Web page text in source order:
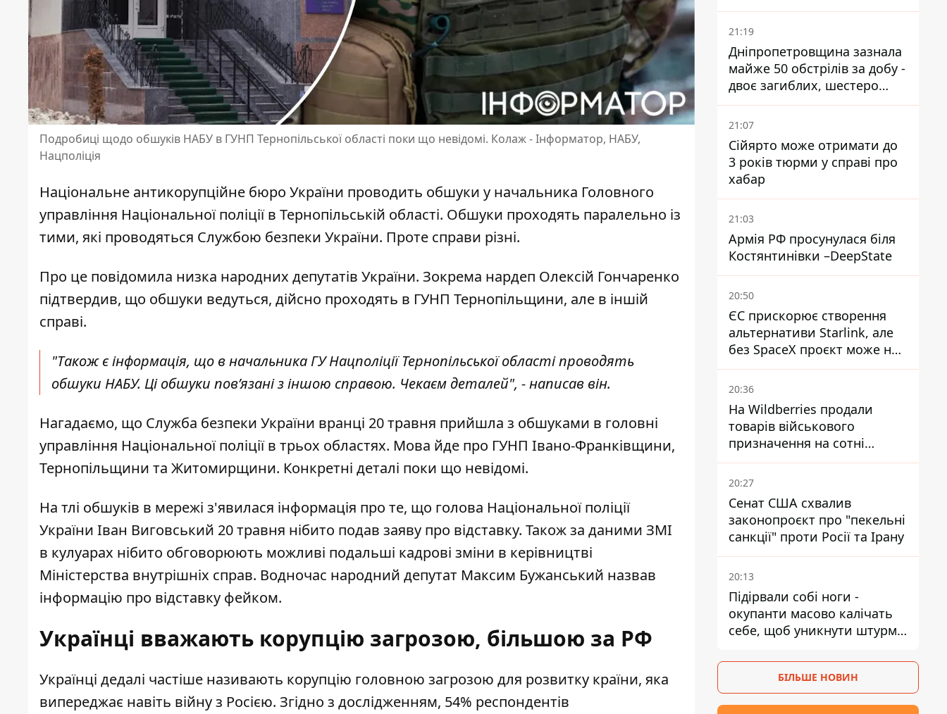
Подробиці щодо обшуків НАБУ в ГУНП Тернопільської області поки що невідомі. Колаж - Інформатор, НАБУ,
Нацполіція
Національне антикорупційне бюро України проводить обшуки у начальника Головного
управління Національної поліції в Тернопільській області. Обшуки проходять паралельно із
тими, які проводяться Службою безпеки України. Проте справи різні.
Про це повідомила низка народних депутатів України. Зокрема нардеп Олексій Гончаренко
підтвердив, що обшуки ведуться, дійсно проходять в ГУНП Тернопільщини, але в іншій
справі.
"Також є інформація, що в начальника ГУ Нацполіції Тернопільської області проводять
обшуки НАБУ. Ці обшуки повʼязані з іншою справою. Чекаєм деталей", - написав він.
Нагадаємо, що Служба безпеки України вранці 20 травня прийшла з обшуками в головні
управління Національної поліції в трьох областях. Мова йде про ГУНП Івано-Франківщини,
Тернопільщини та Житомирщини. Конкретні деталі поки що невідомі.
На тлі обшуків в мережі з'явилася інформація про те, що голова Національної поліції
України Іван Виговський 20 травня нібито подав заяву про відставку. Також за даними ЗМІ
в кулуарах нібито обговорюють можливі подальші кадрові зміни в керівництві
Міністерства внутрішніх справ. Водночас народний депутат Максим Бужанський назвав
інформацію про відставку фейком.
Українці вважають корупцію загрозою, більшою за РФ
Українці дедалі частіше називають корупцію головною загрозою для розвитку країни, яка
випереджає навіть війну з Росією. Згідно з дослідженням, 54% респондентів
21:19
Дніпропетровщина зазнала
майже 50 обстрілів за добу -
двоє загиблих, шестеро
постраждалих
21:07
Сійярто може отримати до
3 років тюрми у справі про
хабар
21:03
Армія РФ просунулася біля
Костянтинівки –DeepState
20:50
ЄС прискорює створення
альтернативи Starlink, але
без SpaceX проєкт може не
обійтися
20:36
На Wildberries продали
товарів військового
призначення на сотні
мільйонів, але удари ЗСУ
змінили ситуацію
20:27
Сенат США схвалив
законопроєкт про "пекельні
санкції" проти Росії та Ірану
20:13
Підірвали собі ноги -
окупанти масово калічать
себе, щоб уникнути штурмів
БІЛЬШЕ НОВИН